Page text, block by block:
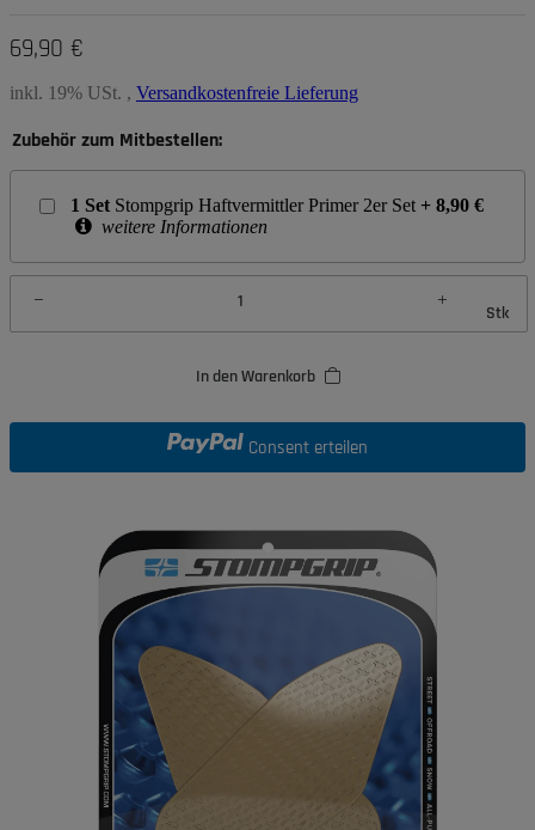
69,90 €
inkl. 19% USt. , Versandkostenfreie Lieferung
Zubehör zum Mitbestellen:
1 Set Stompgrip Haftvermittler Primer 2er Set + 8,90 €
weitere Informationen
Stk
In den Warenkorb
Consent erteilen